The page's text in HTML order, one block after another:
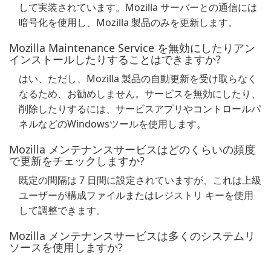
して実装されています。Mozilla サーバーとの通信には
暗号化を使用し、Mozilla 製品のみを更新します。
Mozilla Maintenance Service を無効にしたりアン
インストールしたりすることはできますか?
はい、ただし、Mozilla 製品の自動更新を受け取らなく
なるため、お勧めしません。サービスを無効にしたり、
削除したりするには、サービスアプリやコントロールパ
ネルなどのWindowsツールを使用します。
Mozilla メンテナンスサービスはどのくらいの頻度
で更新をチェックしますか?
既定の間隔は 7 日間に設定されていますが、これは上級
ユーザーが構成ファイルまたはレジストリ キーを使用
して調整できます。
Mozilla メンテナンスサービスは多くのシステムリ
ソースを使用しますか?